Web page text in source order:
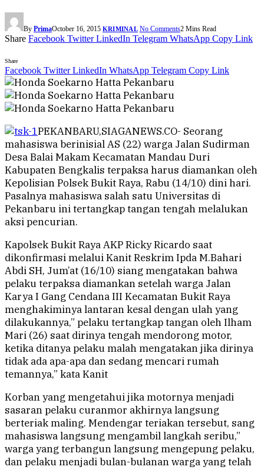
By PrimaOctober 16, 2015 KRIMINAL No Comments2 Mins Read
Share Facebook Twitter LinkedIn Telegram WhatsApp Copy Link
Share
Facebook Twitter LinkedIn WhatsApp Telegram Copy Link
PEKANBARU,SIAGANEWS.CO- Seorang
mahasiswa berinisial AS (22) warga Jalan Sudirman
Desa Balai Makam Kecamatan Mandau Duri
Kabupaten Bengkalis terpaksa harus diamankan oleh
Kepolisian Polsek Bukit Raya, Rabu (14/10) dini hari.
Pasalnya mahasiswa salah satu Universitas di
Pekanbaru ini tertangkap tangan tengah melalukan
aksi pencurian.
Kapolsek Bukit Raya AKP Ricky Ricardo saat
dikonfirmasi melalui Kanit Reskrim Ipda M.Bahari
Abdi SH, Jum’at (16/10) siang mengatakan bahwa
pelaku terpaksa diamankan setelah warga Jalan
Karya I Gang Cendana III Kecamatan Bukit Raya
menghakiminya lantaran kesal dengan ulah yang
dilakukannya,” pelaku tertangkap tangan oleh Ilham
Mari (26) saat dirinya tengah mendorong motor,
ketika ditanya pelaku malah mengatakan jika dirinya
tidak ada apa-apa dan sedang mencari rumah
temannya,” kata Kanit
Korban yang mengetahui jika motornya menjadi
sasaran pelaku curanmor akhirnya langsung
berteriak maling. Mendengar teriakan tersebut, sang
mahasiswa langsung mengambil langkah seribu,”
warga yang terbangun langsung mengepung pelaku,
dan pelaku menjadi bulan-bulanan warga yang telah